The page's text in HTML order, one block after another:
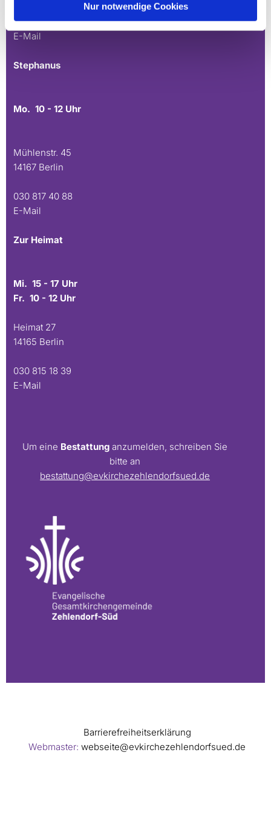
Nur notwendige Cookies
030 815 45 54
E-Mail
Stephanus
Mo. 10 - 12 Uhr
Mühlenstr. 45
14167 Berlin
030 817 40 88
E-Mail
Zur Heimat
Mi. 15 - 17 Uhr
Fr. 10 - 12 Uhr
Heimat 27
14165 Berlin
030 815 18 39
E-Mail
Um eine Bestattung anzumelden, schreiben Sie
bitte an
bestattung@evkirchezehlendorfsued.de
Barrierefreiheitserklärung
Webmaster: webseite@evkirchezehlendorfsued.de